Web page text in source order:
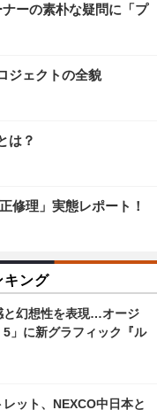
ーの素朴な疑問に「プ
ジェクトの全貌
は？
修理」実態レポート！
キング
と幻想性を表現…オージ
」に新グラフィック『ル
ット、NEXCO中日本と